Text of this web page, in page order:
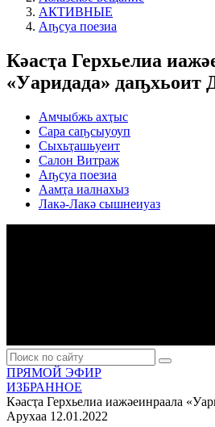
АКТИВНЫЕ
Аҧсуа поезиа
Кәасҭа Герхьелиа
«Уаридада» даҧхьоит
Амчыбжь ахҭыс
Сара саҧсыуоуп
Сыхьҭашьуеит
Салон Витраж
Аҧсуа поезиа
Аамҭа иалнахыз
Лакә-Лакә сышнеиуаз
ПРЯМОЙ ЭФИР
ИЗБРАННОЕ
Кәасҭа Герхьелиа иажәеинраала
Арухаа 12.01.2022